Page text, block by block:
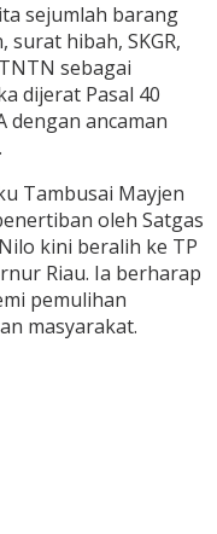
sejumlah barang
hibah, SKGR,
sebagai
dijerat Pasal 40
dengan ancaman
Tambusai Mayjen
oleh Satgas
kini beralih ke TP
Riau. Ia berharap
pemulihan
masyarakat.